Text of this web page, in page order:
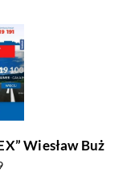
Wiesław Buż